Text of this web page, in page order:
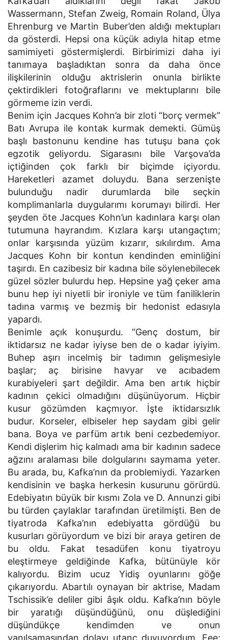
Wassermann, Stefan Zweig, Romain Roland, Ülya
Ehrenburg ve Martin Buber’den aldığı mektupları
da gösterdi. Hepsi ona küçük adıyla hitap etme
samimiyeti göstermişlerdi. Birbirimizi daha iyi
tanımaya başladıktan sonra da daha önce
ilişkilerinin olduğu aktrislerin onunla birlikte
çektirdikleri fotoğraflarını ve mektuplarını bile
görmeme izin verdi.
Benim için Jacques Kohn’a bir zloti “borç vermek”
Batı Avrupa ile kontak kurmak demekti. Gümüş
başlı bastonunu kendine has tutuşu bana çok
egzotik geliyordu. Sigarasını bile Varşova’da
içtiğinden çok farklı bir biçimde içiyordu.
Hareketleri azamet doluydu. Bana serzenişte
bulunduğu nadir durumlarda bile seçkin
komplimanlarla duygularımı korumayı bilirdi. Her
şeyden öte Jacques Kohn’un kadınlara karşı olan
tutumuna hayrandım. Kızlara karşı utangaçtım;
onlar karşısında yüzüm kızarır, sıkılırdım. Ama
Jacques Kohn bir kontun kendinden eminliğini
taşırdı. En cazibesiz bir kadına bile söylenebilecek
güzel sözler bulurdu hep. Hepsine yağ çeker ama
bunu hep iyi niyetli bir ironiyle ve tüm faniliklerin
tadına varmış ve bezmiş bir hedonist edasıyla
yapardı.
Benimle açık konuşurdu. “Genç dostum, bir
iktidarsız ne kadar iyiyse ben de o kadar iyiyim.
Buhep aşırı incelmiş bir tadımın gelişmesiyle
başlar; aç birisine havyar ve acıbadem
kurabiyeleri şart değildir. Ama ben artık hiçbir
kadının çekici olmadığını düşünüyorum. Hiçbir
kusur gözümden kaçmıyor. İşte iktidarsızlık
budur. Korseler, elbiseler hep saydam gibi gelir
bana. Boya ve parfüm artık beni cezbedemiyor.
Kendi dişlerim hiç kalmadı ama bir kadının sadece
ağzını aralaması bile dolgularını saymama yeter.
Bu arada, bu, Kafka’nın da problemiydi. Yazarken
kendisinin ve başka herkesin kusurunu görürdü.
Edebiyatın büyük bir kısmı Zola ve D. Annunzi gibi
bu türden çaylaklar tarafından üretilmişti. Ben de
tiyatroda Kafka’nın edebiyatta gördüğü bu
kusurları görüyordum ve bizi bir araya getiren de
bu oldu. Fakat tesadüfen konu tiyatroyu
eleştirmeye geldiğinde Kafka, bütünüyle kör
kalıyordu. Bizim ucuz Yidiş oyunlarını göğe
çıkarıyordu. Abartılı oynayan bir aktrise, Madam
Tschissik’e deliler gibi âşık oldu. Kafka’nın böyle
bir yaratığı düşündüğünü, onu düşlediğini
düşündükçe kendimden ve onun
yanılsamasından dolayı utanç duyuyordum. Eee;